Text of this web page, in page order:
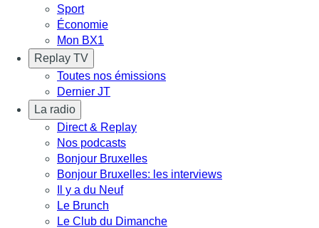
Sport
Économie
Mon BX1
Replay TV
Toutes nos émissions
Dernier JT
La radio
Direct & Replay
Nos podcasts
Bonjour Bruxelles
Bonjour Bruxelles: les interviews
Il y a du Neuf
Le Brunch
Le Club du Dimanche